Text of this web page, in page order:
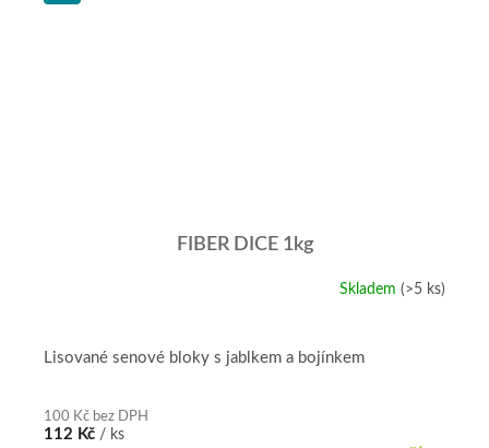
FIBER DICE 1kg
Skladem (>5 ks)
100 Kč bez DPH
112 Kč / ks
Lisované senové bloky s jablkem a bojínkem